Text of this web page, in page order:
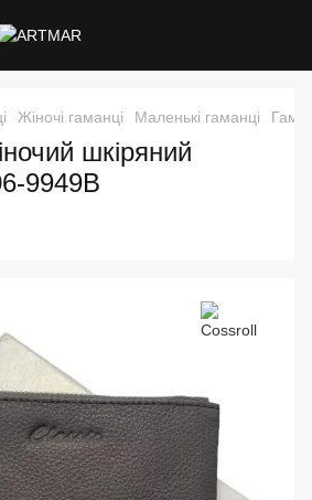
Жіночі гаманці Маленькі гаманці
шкіряний
9949B